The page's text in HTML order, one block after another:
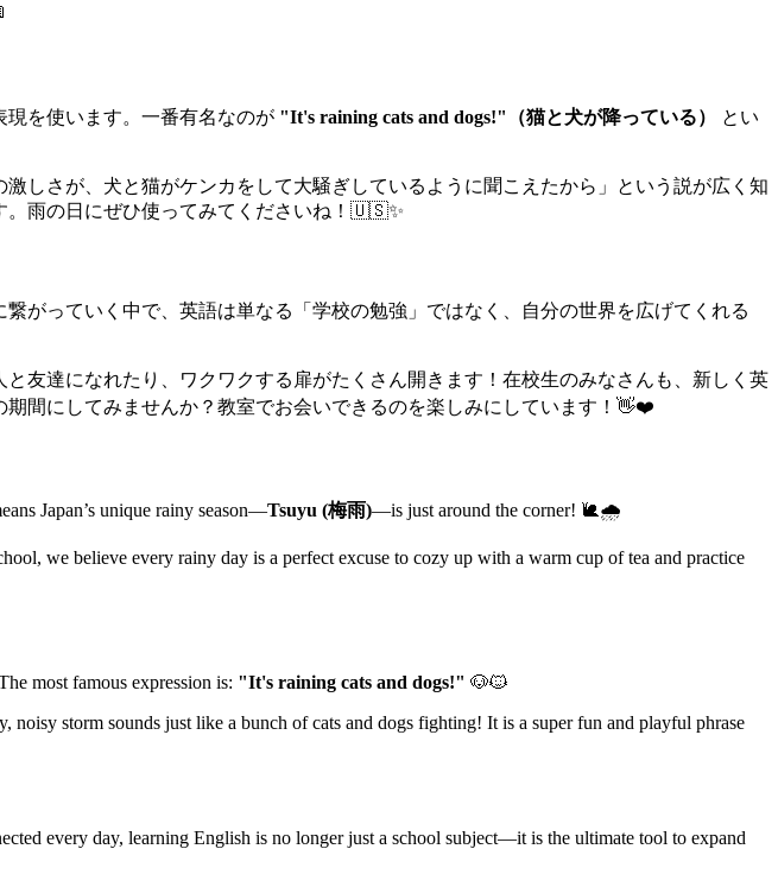
を使います。一番有名なのが "It's raining cats and dogs!"（猫と犬が降っている）
とい
しさが、犬と猫がケンカをして大騒ぎしているように聞こえたから」という説が広く知
。雨の日にぜひ使ってみてくださいね！🇺🇸✨
がっていく中で、英語は単なる「学校の勉強」ではなく、自分の世界を広げてくれる
友達になれたり、ワクワクする扉がたくさん開きます！在校生のみなさんも、新しく英
間にしてみませんか？教室でお会いできるのを楽しみにしています！👋❤️
Japan’s unique rainy season—Tsuyu (梅雨)—is just around the corner! 🐌🌧️
we believe every rainy day is a perfect excuse to cozy up with a warm cup of tea and practice
most famous expression is: "It's raining cats and dogs!" 🐶🐱
storm sounds just like a bunch of cats and dogs fighting! It is a super fun and playful phrase
every day, learning English is no longer just a school subject—it is the ultimate tool to expand